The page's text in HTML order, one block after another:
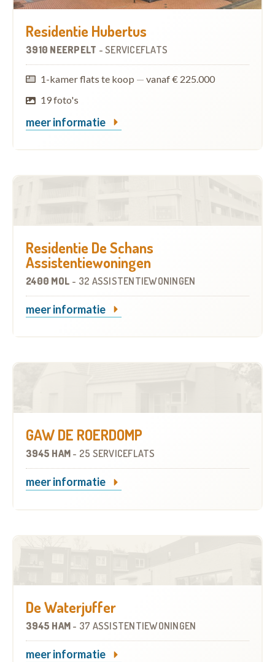
Residentie Hubertus
3910 NEERPELT - SERVICEFLATS
1-kamer flats te koop — vanaf € 225.000
19 foto's
meer informatie
Residentie De Schans
Assistentiewoningen
2400 MOL - 32 ASSISTENTIEWONINGEN
meer informatie
GAW DE ROERDOMP
3945 HAM - 25 SERVICEFLATS
meer informatie
De Waterjuffer
3945 HAM - 37 ASSISTENTIEWONINGEN
meer informatie